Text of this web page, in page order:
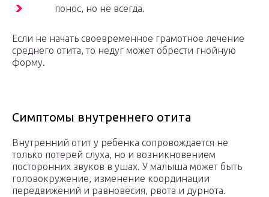
понос, но не всегда.
Если не начать своевременное грамотное лечение
среднего отита, то недуг может обрести гнойную
форму.
Симптомы внутреннего отита
Внутренний отит у ребенка сопровождается не
только потерей слуха, но и возникновением
посторонних звуков в ушах. У малыша может быть
головокружение, изменение координации
передвижений и равновесия, рвота и дурнота.